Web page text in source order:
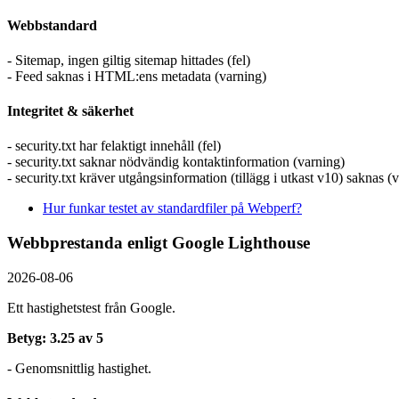
Webbstandard
- Sitemap, ingen giltig sitemap hittades (fel)
- Feed saknas i HTML:ens metadata (varning)
Integritet & säkerhet
- security.txt har felaktigt innehåll (fel)
- security.txt saknar nödvändig kontaktinformation (varning)
- security.txt kräver utgångsinformation (tillägg i utkast v10) saknas
Hur funkar testet av standardfiler på Webperf?
Webbprestanda enligt Google Lighthouse
2026-08-06
Ett hastighetstest från Google.
Betyg: 3.25 av 5
- Genomsnittlig hastighet.